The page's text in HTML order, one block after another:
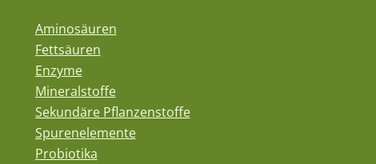
Aminosäuren
Fettsäuren
Enzyme
Mineralstoffe
Sekundäre Pflanzenstoffe
Spurenelemente
Probiotika